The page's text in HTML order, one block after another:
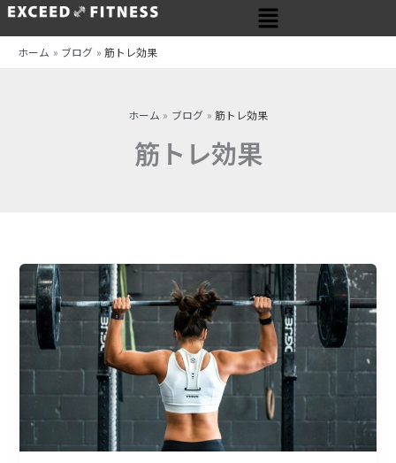
内
メ
ニ
ホーム ブログ 筋トレ効果
ホーム ブログ 筋トレ効果
筋トレ効果